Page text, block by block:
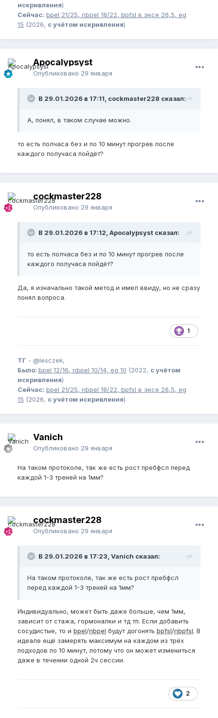
искривления)
Сейчас: bpel 21/25, nbpel 18/22, bpfsl в эксе 26,5, eg
15 (2026, с учётом искривления)
Apocalypsyst
Опубликовано 29 января
В 29.01.2026 в 17:11, cockmaster228 сказал:
А, понял, в таком случае можно.
то есть полчаса без и по 10 минут прогрев после
каждого получаса пойдёт?
cockmaster228
Опубликовано 29 января
В 29.01.2026 в 17:12, Apocalypsyst сказал:
то есть полчаса без и по 10 минут прогрев после
каждого получаса пойдёт?
Да, я изначально такой метод и имел ввиду, но не сразу
понял вопроса.
1
ТГ - @lesczek,
Было: bpel 12/16, nbpel 10/14, eg 10 (2022, с учётом
искривления)
Сейчас: bpel 21/25, nbpel 18/22, bpfsl в эксе 26,5, eg
15 (2026, с учётом искривления)
Vanich
Опубликовано 29 января
На таком протоколе, так же есть рост пребфсл перед
каждой 1-3 треней на 1мм?
cockmaster228
Опубликовано 29 января
В 29.01.2026 в 17:23, Vanich сказал:
На таком протоколе, так же есть рост пребфсл
перед каждой 1-3 треней на 1мм?
Индивидуально, может быть даже больше, чем 1мм,
зависит от стажа, гормоналки и тд тп. Если добавить
сосудистые, то и bpel/nbpel будут догонять bpfsl/nbpfsl. В
идеале ещё замерять максимум на каждом из трёх
подходов по 10 минут, потому что он может измениться
даже в течении одной 2ч сессии.
2